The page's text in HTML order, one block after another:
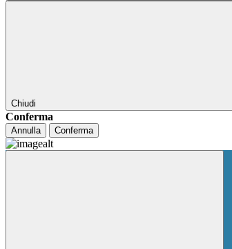
Chiudi
Conferma
Annulla Conferma